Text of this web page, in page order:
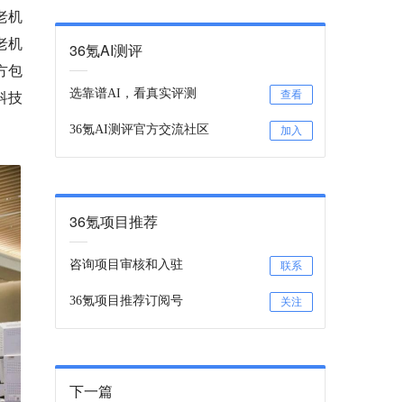
机
机
包
技
36氪AI测评
选靠谱AI，看真实评测 查看
36氪AI测评官方交流社区 加入
36氪项目推荐
咨询项目审核和入驻 联系
36氪项目推荐订阅号 关注
下一篇